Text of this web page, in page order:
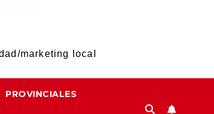
marketing local
PROVINCIALES